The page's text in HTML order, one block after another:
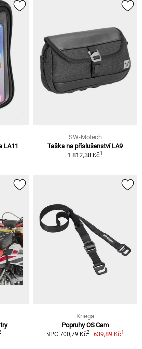
LA11
SW-Motech
Taška na příslušenství LA9
1 812,38 Kč1
Kriega
Popruhy OS Cam
NPC 700,79 Kč2 639,89 Kč1